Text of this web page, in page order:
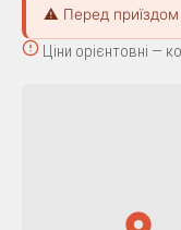
⚠️ Перед приїздом
Ціни орієнтовні —